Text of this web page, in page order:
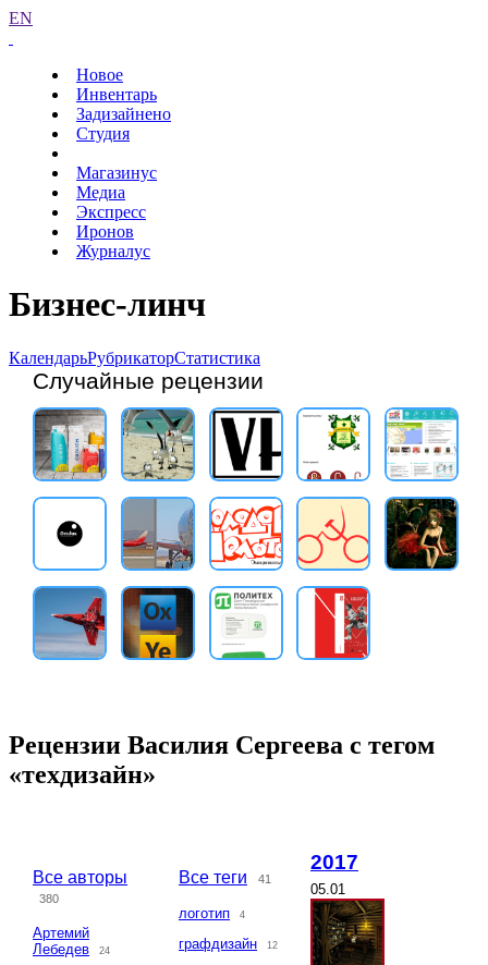
EN
Новое
Инвентарь
Задизайнено
Студия
Магазинус
Медиа
Экспресс
Иронов
Журналус
Бизнес-линч
КалендарьРубрикаторСтатистика
Случайные рецензии
Рецензии Василия Сергеева с тегом
«техдизайн»
Все авторы
380
Артемий
Лебедев
24
Все теги 41
логотип 4
графдизайн 12
2017
05.01